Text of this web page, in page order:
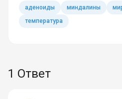
аденоиды миндалины
температура
1 Ответ